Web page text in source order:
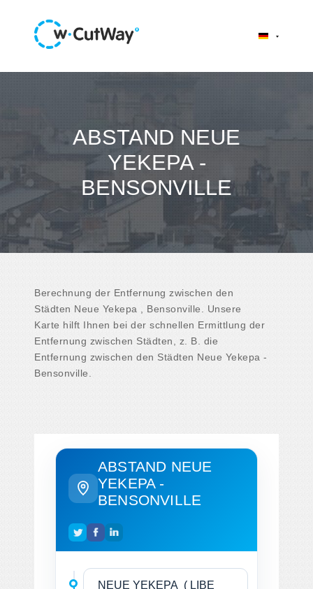
ABSTAND NEUE
YEKEPA -
BENSONVILLE
Berechnung der Entfernung zwischen den
Städten Neue Yekepa , Bensonville. Unsere
Karte hilft Ihnen bei der schnellen Ermittlung der
Entfernung zwischen Städten, z. B. die
Entfernung zwischen den Städten Neue Yekepa -
Bensonville.
ABSTAND NEUE
YEKEPA -
BENSONVILLE